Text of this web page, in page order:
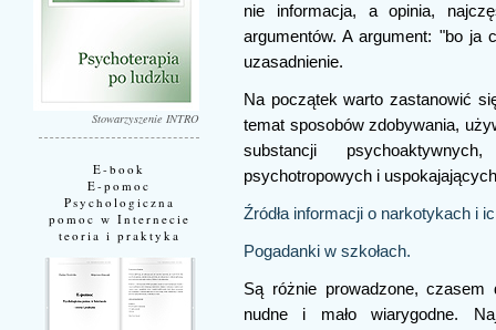
Stowarzyszenie INTRO
E-book
E-pomoc
Psychologiczna
pomoc w Internecie
teoria i praktyka
nie informacja, a opinia,
argumentów. A argument: "bo ja
uzasadnienie.
Na początek warto zastanowić
temat sposobów zdobywania,
substancji
psychotropowych i
Źródła informacji o narkotykach i
Pogadanki w szkołach.
Są różnie prowadzone, czasem
nudne i mało wiarygodne.